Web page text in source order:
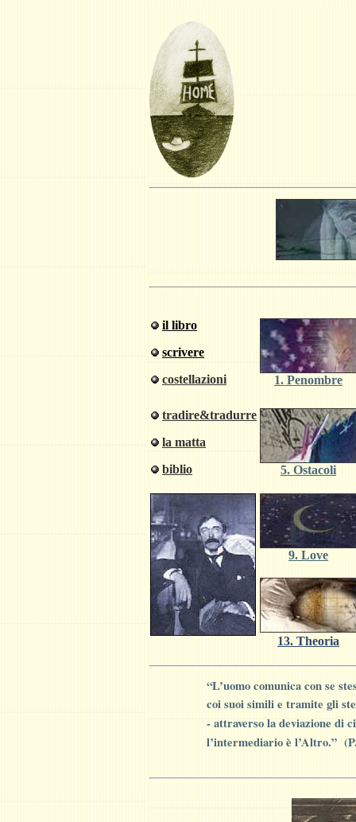
il libro
scrivere
costellazioni
1. Penombre
tradire&tradurre
la matta
biblio
5. Ostacoli
9. Love
13. Theoria
“L’uomo comunica con se
coi suoi simili e tramite gli
- attraverso la deviazione di
l’intermediario è l’Altro.” (